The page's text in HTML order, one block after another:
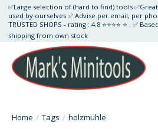
✅Large selection of (hard to find) tools
used by ourselves ✅ Advise per email, per
TRUSTED SHOPS - rating : 4.8 ⭐⭐⭐⭐ ⭐ . ✅
shipping from own stock
Home / Tags / holzmuhle